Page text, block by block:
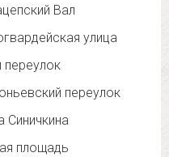
Вал
улица
переулок
переулок
Синичкина
площадь